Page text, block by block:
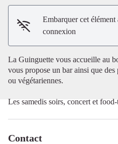
Embarquer cet
connexion
La Guinguette vous accueille au
vous propose un bar ainsi que
ou végétariennes.
Les samedis soirs, concert et
Contact